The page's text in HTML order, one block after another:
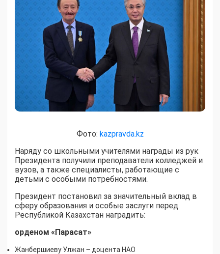
Фото: kazpravda.kz
Наряду со школьными учителями награды из рук
Президента получили преподаватели колледжей и
вузов, а также специалисты, работающие с
детьми с особыми потребностями.
Президент постановил за значительный вклад в
сферу образования и особые заслуги перед
Республикой Казахстан наградить:
орденом «Парасат»
Жанбершиеву Улжан – доцента НАО